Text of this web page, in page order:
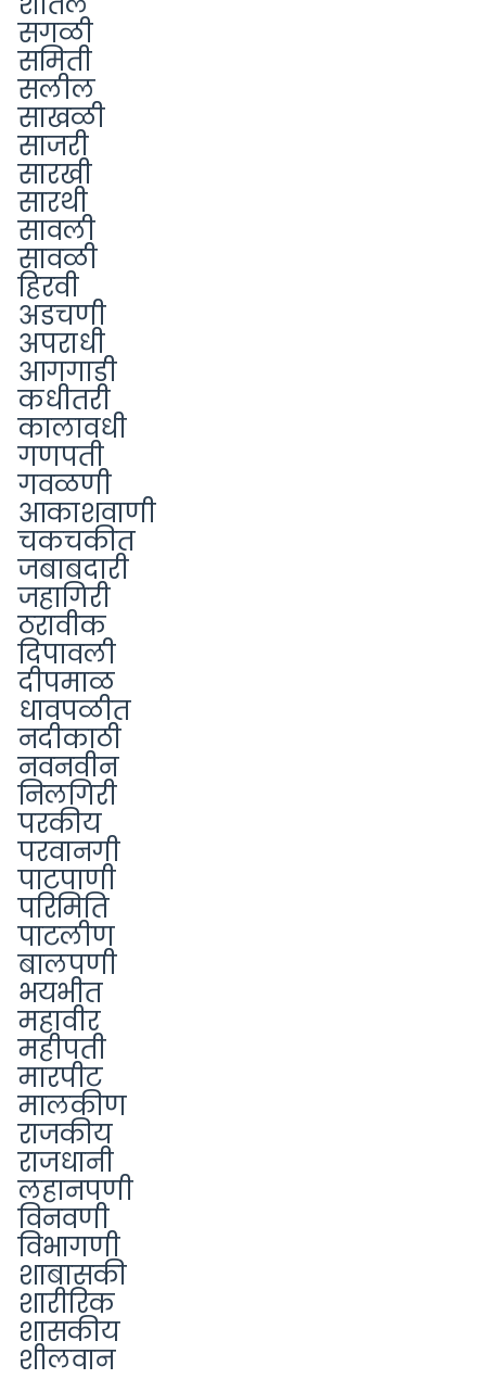
सगळी
समिती
सलील
साखळी
साजरी
सारखी
सारथी
सावली
सावळी
हिरवी
अडचणी
अपराधी
आगगाडी
कधीतरी
कालावधी
गणपती
गवळणी
आकाशवाणी
चकचकीत
जबाबदारी
जहागिरी
ठरावीक
दिपावली
दीपमाळ
धावपळीत
नदीकाठी
नवनवीन
निलगिरी
परकीय
परवानगी
पाटपाणी
परिमिति
पाटलीण
बालपणी
भयभीत
महावीर
महीपती
मारपीट
मालकीण
राजकीय
राजधानी
लहानपणी
विनवणी
विभागणी
शाबासकी
शारीरिक
शासकीय
शीलवान